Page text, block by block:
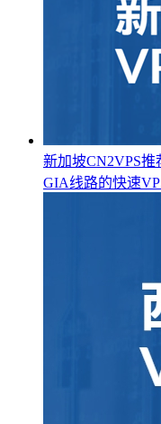
新加坡CN2VPS推
GIA线路的快速